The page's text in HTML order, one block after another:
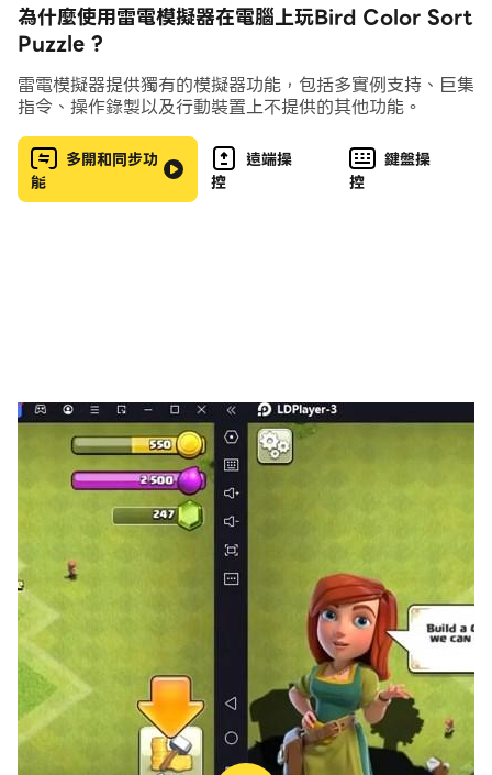
為什麼使用雷電模擬器在電腦上玩Bird Color Sort
Puzzle ?
雷電模擬器提供獨有的模擬器功能，包括多實例支持、巨集
指令、操作錄製以及行動裝置上不提供的其他功能。
多開和同步功
能
遠端操
控
鍵盤操
控